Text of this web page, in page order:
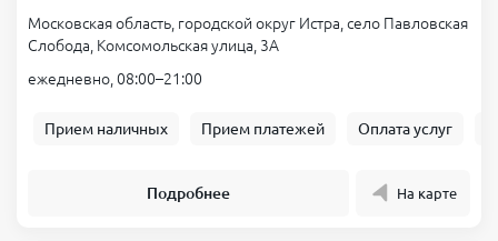
Московская область, городской округ Истра, село Павловская
Слобода, Комсомольская улица, 3А
ежедневно, 08:00–21:00
Прием наличных Прием платежей Оплата услуг
Подробнее На карте